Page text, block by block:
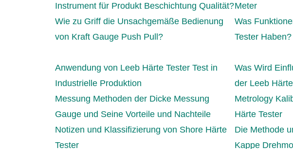
Instrument für Produkt Beschichtung Qualität?Meter
Wie zu Griff die Unsachgemäße Bedienung
von Kraft Gauge Push Pull?
Was
Tester Haben?
Anwendung von Leeb Härte Tester Test in
Industrielle Produktion
Was Wird
der Leeb
Messung Methoden der Dicke Messung
Gauge und Seine Vorteile und Nachteile
Metrology
Härte Tester
Notizen und Klassifizierung von Shore Härte
Tester
Die Methode
Kappe